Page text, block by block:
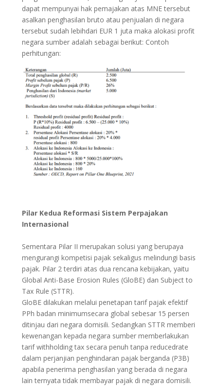
dapat mempunyai hak pemajakan atas MNE tersebut
asalkan penghasilan bruto atau penjualan di negara
tersebut sudah lebihdari EUR 1 juta maka alokasi profit
negara sumber adalah sebagai berikut: Contoh
perhitungan:
Pilar Kedua Reformasi Sistem Perpajakan
Internasional
Sementara Pilar II merupakan solusi yang berupaya
mengurangi kompetisi pajak sekaligus melindungi basis
pajak. Pilar 2 terdiri atas dua rencana kebijakan, yaitu
Global Anti-Base Erosion Rules (GloBE) dan Subject to
Tax Rule (STTR).
GloBE dilakukan melalui penetapan tarif pajak efektif
PPh badan minimumsecara global sebesar 15 persen
ditinjau dari negara domisili. Sedangkan STTR memberi
kewenangan kepada negara sumber memberlakukan
tarif withholding tax secara penuh tanpa reducedrate
dalam perjanjian penghindaran pajak berganda (P3B)
apabila penerima penghasilan yang berada di negara
lain ternyata tidak membayar pajak di negara domisili.